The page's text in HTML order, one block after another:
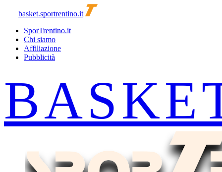
basket.sportrentino.it
SporTrentino.it
Chi siamo
Affiliazione
Pubblicità